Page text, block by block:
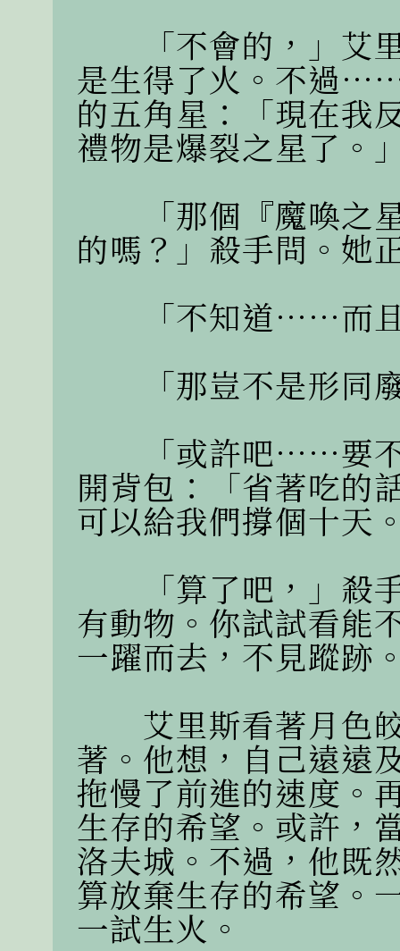
「不會的，」艾里
是生得了火。不過
的五角星：「現在我
禮物是爆裂之星了。
「那個『魔喚之星
的嗎？」殺手問。她
「不知道……而且
「那豈不是形同廢
「或許吧……要不
開背包：「省著吃的
可以給我們撐個十天
「算了吧，」殺手
有動物。你試試看能
一躍而去，不見蹤跡
艾里斯看著月色皎
著。他想，自己遠遠
拖慢了前進的速度。
生存的希望。或許，
洛夫城。不過，他既
算放棄生存的希望。
一試生火。